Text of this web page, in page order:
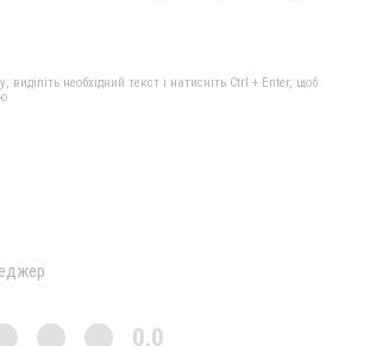
необхідний текст і натисніть Ctrl + Enter, щоб
0,0